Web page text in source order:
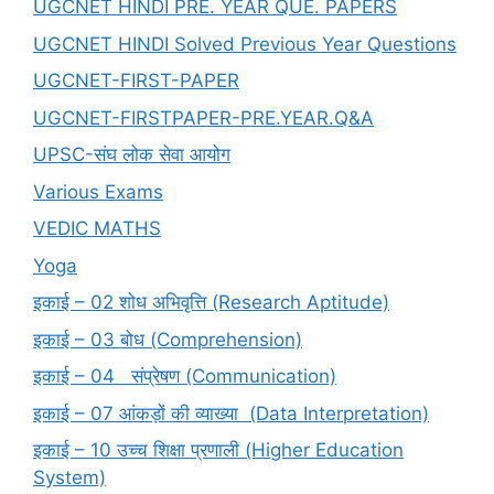
UGCNET HINDI PRE. YEAR QUE. PAPERS
UGCNET HINDI Solved Previous Year Questions
UGCNET-FIRST-PAPER
UGCNET-FIRSTPAPER-PRE.YEAR.Q&A
UPSC-संघ लोक सेवा आयोग
Various Exams
VEDIC MATHS
Yoga
इकाई – 02 शोध अभिवृत्ति (Research Aptitude)
इकाई – 03 बोध (Comprehension)
इकाई – 04 संप्रेषण (Communication)
इकाई – 07 आंकड़ों की व्याख्या (Data Interpretation)
इकाई – 10 उच्च शिक्षा प्रणाली (Higher Education
System)